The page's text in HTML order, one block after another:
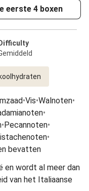
eerste 4 boxen
Difficulty
•Vis•Walnoten•
•
•Pecannoten•
•
bevatten
en wordt al meer dan
van het Italiaanse